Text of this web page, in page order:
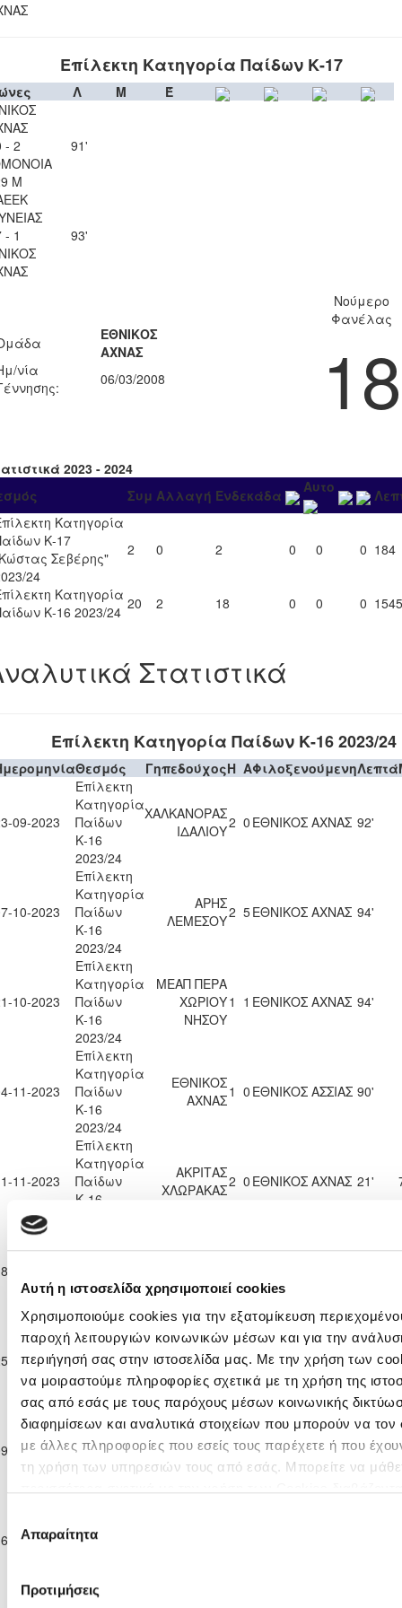
Αυτή η ιστοσελίδα χρησιμοποιεί cookies
Χρησιμοποιούμε cookies για την εξατομίκευση
παροχή λειτουργιών κοινωνικών μέσων και για την
περιήγησή σας στην ιστοσελίδα μας. Με την χρήση των
να μοιραστούμε πληροφορίες σχετικά με τη χρήση της
σας από εσάς με τους παρόχους μέσων κοινωνικής
διαφημίσεων και αναλυτικά στοιχείων που μπορούν να
με άλλες πληροφορίες που εσείς τους παρέχετε ή που
τη χρήση των υπηρεσιών τους από εσάς. Μπορείτε να
συγκατάθεσης
Απαραίτητα
Προτιμήσεις
Επίλεκτη Κατηγορία Παίδων Κ-17
Λ Μ
Έ
- 2
Μ
91'
- 1
93'
ΕΘΝΙΚΟΣ
ΑΧΝΑΣ
νία
06/03/2008
Νούμερο
Φανέλας
18
2023 - 2024
Συμ Αλλαγή Ενδεκάδα Αυτο
Κατηγορία
Κ-17
Σεβέρης"
24
2 0 2 0 0 0 184
Κατηγορία
Κ-16 2023/24 20 2 18 0 0 0 1545
Στατιστικά
Επίλεκτη Κατηγορία Παίδων Κ-16 2023/24
Θεσμός ΓηπεδούχοςH AΦιλοξενούμενηΛεπτά
09-2023
Επίλεκτη
Κατηγορία
Παίδων
Κ-16
2023/24
ΧΑΛΚΑΝΟΡΑΣ
ΙΔΑΛΙΟΥ2 0 ΕΘΝΙΚΟΣ ΑΧΝΑΣ 92'
10-2023
Επίλεκτη
Κατηγορία
Παίδων
Κ-16
2023/24
ΑΡΗΣ
ΛΕΜΕΣΟΥ2 5ΕΘΝΙΚΟΣ ΑΧΝΑΣ 94'
10-2023
Επίλεκτη
Κατηγορία
Παίδων
Κ-16
2023/24
ΜΕΑΠ ΠΕΡΑ
ΧΩΡΙΟΥ
ΝΗΣΟΥ
1 1 ΕΘΝΙΚΟΣ ΑΧΝΑΣ 94'
11-2023
Επίλεκτη
Κατηγορία
Παίδων
Κ-16
2023/24
ΕΘΝΙΚΟΣ
ΑΧΝΑΣ1 0 ΕΘΝΙΚΟΣ ΑΣΣΙΑΣ 90'
11-2023
Επίλεκτη
Κατηγορία
Παίδων
Κ-16
ΑΚΡΙΤΑΣ
ΧΛΩΡΑΚΑΣ2 0 ΕΘΝΙΚΟΣ ΑΧΝΑΣ 21'
11-2023
Κατηγορία
Κ-16
2023/24
29 Μ
11-2023
Επίλεκτη
Κατηγορία
Παίδων
Κ-16
2023/24
ΠΑΕΕΚ
ΚΕΡΥΝΕΙΑΣ4 0 ΕΘΝΙΚΟΣ ΑΧΝΑΣ 92'
12-2023
Επίλεκτη
Κατηγορία
Παίδων
Κ-16
Ε. Ν. ΘΟΙ
ΛΑΚΑΤΑΜΙΑΣ
1 2ΕΘΝΙΚΟΣ ΑΧΝΑΣ 94'
12-2023
Παίδων
Επίλεκτη